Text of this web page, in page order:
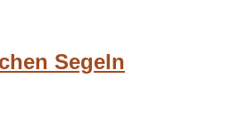
Segeln